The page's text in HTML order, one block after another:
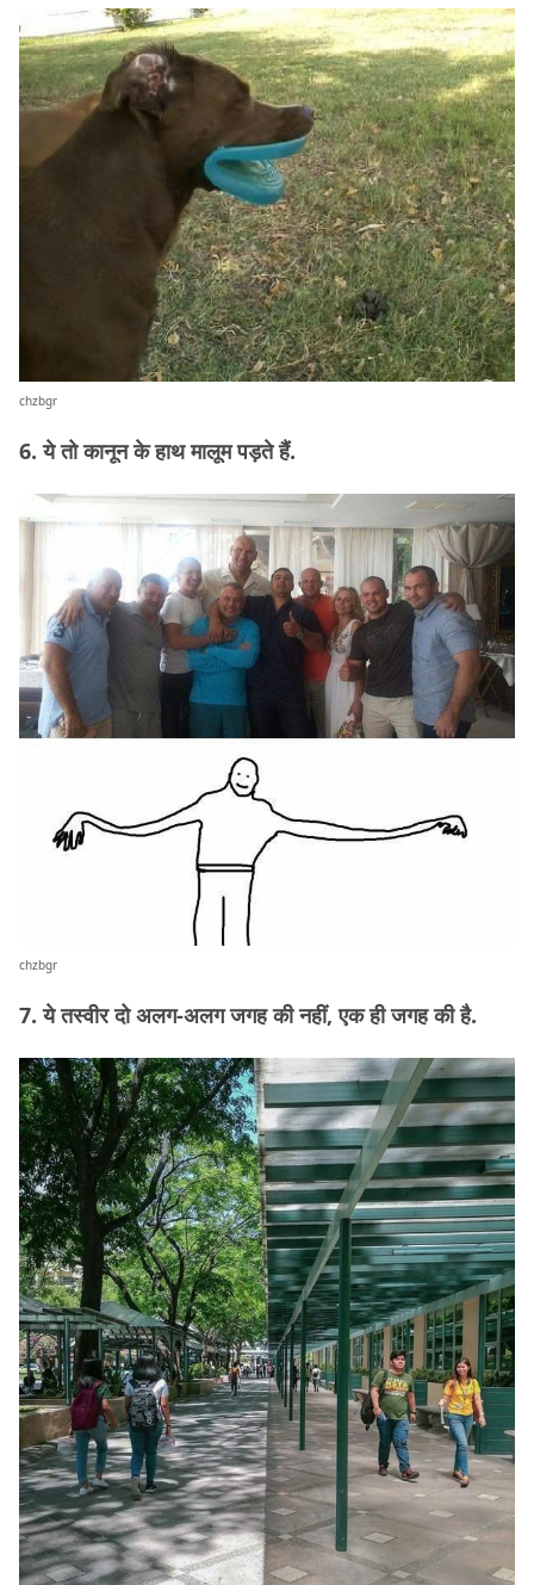
chzbgr
6. ये तो कानून के हाथ मालूम पड़ते हैं.
chzbgr
7. ये तस्वीर दो अलग-अलग जगह की नहीं, एक ही जगह की है.